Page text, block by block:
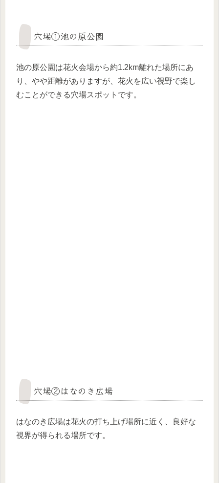
穴場①池の原公園
池の原公園は花火会場から約1.2km離れた場所にあ
り、やや距離がありますが、花火を広い視野で楽し
むことができる穴場スポットです。
穴場②はなのき広場
はなのき広場は花火の打ち上げ場所に近く、良好な
視界が得られる場所です。